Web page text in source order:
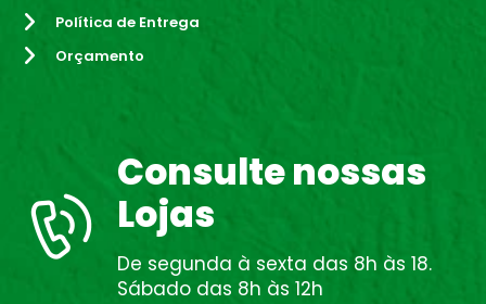
Política de Entrega
Orçamento
Consulte nossas
Lojas
De segunda à sexta das 8h às 18.
Sábado das 8h às 12h